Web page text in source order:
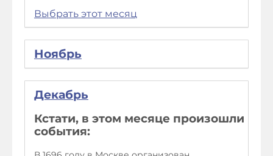
Выбрать этот месяц
Ноябрь
Декабрь
Кстати, в этом месяце произошли
события: